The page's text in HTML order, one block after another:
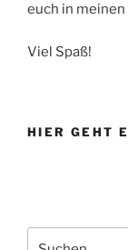
euch in
Viel Spaß!
HIER GEHT